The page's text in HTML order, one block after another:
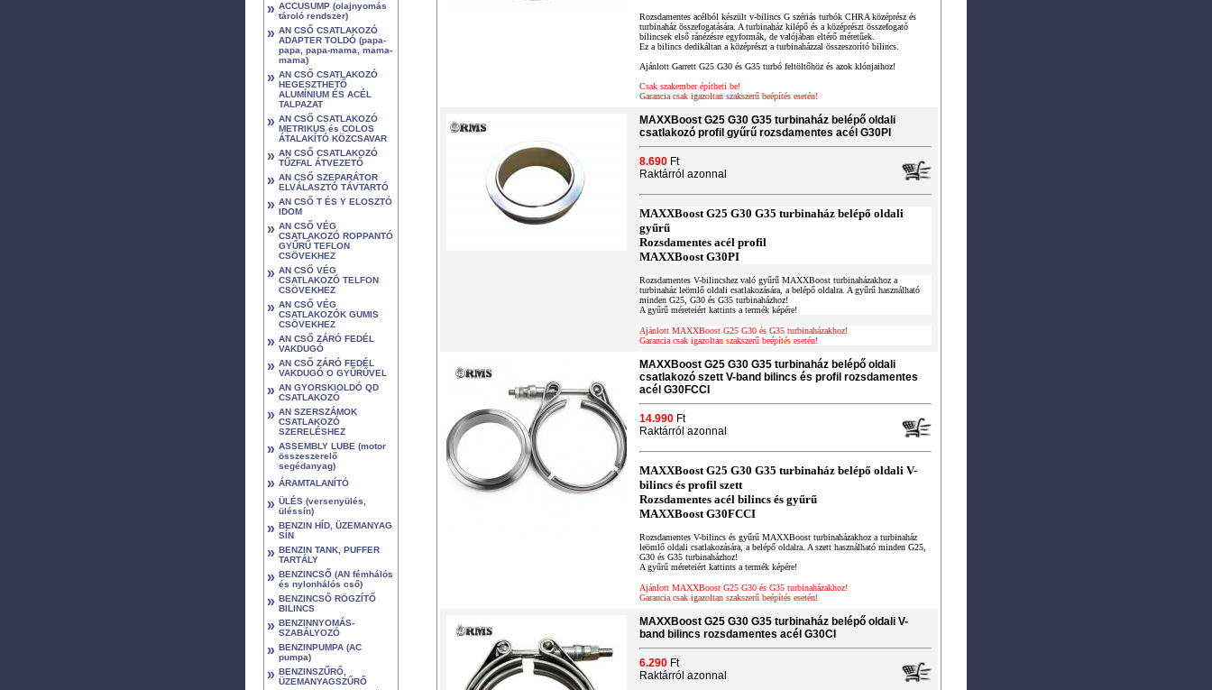
» ACCUSUMP (olajnyomás
tároló rendszer)
» AN CSŐ CSATLAKOZÓ
ADAPTER TOLDÓ (papa-
papa, papa-mama, mama-
mama)
» AN CSŐ CSATLAKOZÓ
HEGESZTHETŐ
ALUMÍNIUM ÉS ACÉL
TALPAZAT
» AN CSŐ CSATLAKOZÓ
METRIKUS és COLOS
ÁTALAKÍTÓ KÖZCSAVAR
» AN CSŐ CSATLAKOZÓ
TŰZFAL ÁTVEZETŐ
» AN CSŐ SZEPARÁTOR
ELVÁLASZTÓ TÁVTARTÓ
» AN CSŐ T ÉS Y ELOSZTÓ
IDOM
» AN CSŐ VÉG
CSATLAKOZÓ ROPPANTÓ
GYŰRŰ TEFLON
CSÖVEKHEZ
» AN CSŐ VÉG
CSATLAKOZÓ TELFON
CSÖVEKHEZ
» AN CSŐ VÉG
CSATLAKOZÓK GUMIS
CSÖVEKHEZ
» AN CSŐ ZÁRÓ FEDÉL
VAKDUGÓ
» AN CSŐ ZÁRÓ FEDÉL
VAKDUGÓ O GYŰRŰVEL
» AN GYORSKIOLDÓ QD
CSATLAKOZÓ
» AN SZERSZÁMOK
CSATLAKOZÓ
SZERELÉSHEZ
» ASSEMBLY LUBE (motor
összeszerelő
segédanyag)
» ÁRAMTALANÍTÓ
» ÜLÉS (versenyülés,
üléssín)
» BENZIN HÍD, ÜZEMANYAG
SÍN
» BENZIN TANK, PUFFER
TARTÁLY
» BENZINCSŐ (AN fémhálós
és nylonhálós cső)
» BENZINCSŐ RÖGZÍTŐ
BILINCS
» BENZINNYOMÁS-
SZABÁLYOZÓ
» BENZINPUMPA (AC
pumpa)
» BENZINSZŰRŐ,
ÜZEMANYAGSZŰRŐ
Rozsdamentes acélból készült v-bilincs G szériás turbók CHRA középrész és
turbinaház összefogatására. A turbinaház kilépő és a középrészt összefogató
bilincsek első ránézésre egyformák, de valójában eltérő méretűek.
Ez a bilincs dedikáltan a középrészt a turbinaházzal összeszorító bilincs.
Ajánlott Garrett G25 G30 és G35 turbó feltöltőhöz és azok klónjaihoz!
Csak szakember építheti be!
Garancia csak igazoltan szakszerű beépítés esetén!
MAXXBoost G25 G30 G35 turbinaház belépő oldali
csatlakozó profil gyűrű rozsdamentes acél G30PI
8.690 Ft
Raktárról azonnal
MAXXBoost G25 G30 G35 turbinaház belépő oldali
gyűrű
Rozsdamentes acél profil
MAXXBoost G30PI
Rozsdamentes V-bilincshez való gyűrű MAXXBoost turbinaházakhoz a
turbinaház leömlő oldali csatlakozására, a belépő oldalra. A gyűrű használható
minden G25, G30 és G35 turbinaházhoz!
A gyűrű méreteiért kattints a termék képére!
Ajánlott MAXXBoost G25 G30 és G35 turbinaházakhoz!
Garancia csak igazoltan szakszerű beépítés esetén!
MAXXBoost G25 G30 G35 turbinaház belépő oldali
csatlakozó szett V-band bilincs és profil rozsdamentes
acél G30FCCI
14.990 Ft
Raktárról azonnal
MAXXBoost G25 G30 G35 turbinaház belépő oldali V-
bilincs és profil szett
Rozsdamentes acél bilincs és gyűrű
MAXXBoost G30FCCI
Rozsdamentes V-bilincs és gyűrű MAXXBoost turbinaházakhoz a turbinaház
leömlő oldali csatlakozására, a belépő oldalra. A szett használható minden G25,
G30 és G35 turbinaházhoz!
A gyűrű méreteiért kattints a termék képére!
Ajánlott MAXXBoost G25 G30 és G35 turbinaházakhoz!
Garancia csak igazoltan szakszerű beépítés esetén!
MAXXBoost G25 G30 G35 turbinaház belépő oldali V-
band bilincs rozsdamentes acél G30CI
6.290 Ft
Raktárról azonnal